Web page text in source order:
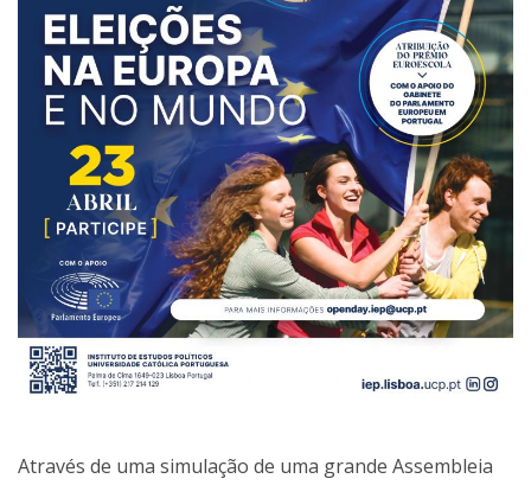
Através de uma simulação de uma grande Assembleia